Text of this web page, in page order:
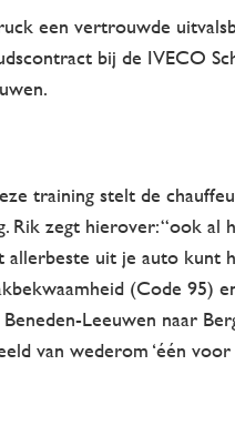
een vertrouwde
bij de IVECO
training stelt de
zegt hierover: “ook
uit je auto kunt
(Code 95)
Leeuwen naar
van wederom ‘één